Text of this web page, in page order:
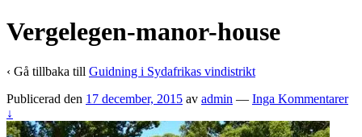
Vergelegen-manor-house
‹ Gå tillbaka till Guidning i Sydafrikas vindistrikt
Publicerad den 17 december, 2015 av admin — Inga Kommentarer
↓